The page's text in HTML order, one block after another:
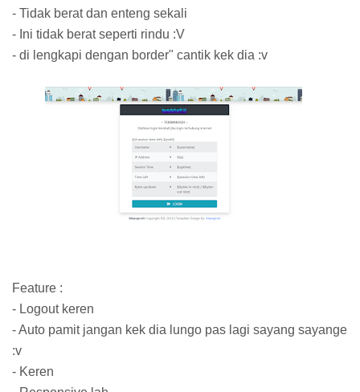
- Tidak berat dan enteng sekali
- Ini tidak berat seperti rindu :V
- di lengkapi dengan border" cantik kek dia :v
Feature :
- Logout keren
- Auto pamit jangan kek dia lungo pas lagi sayang sayange
:v
- Keren